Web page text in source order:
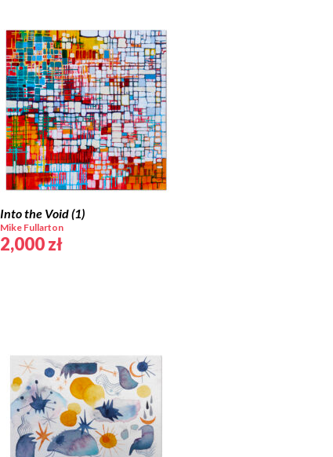
Into the Void (1)
Mike Fullarton
2,000zł